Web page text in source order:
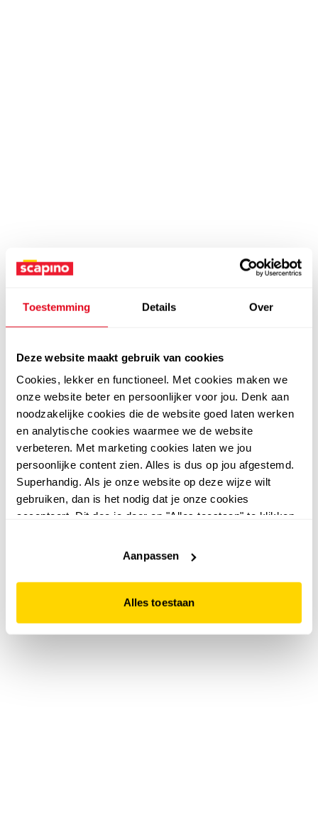
Toestemming Details Over
Deze website maakt gebruik van cookies
Cookies, lekker en functioneel. Met cookies maken we
onze website beter en persoonlijker voor jou. Denk aan
noodzakelijke cookies die de website goed laten werken
en analytische cookies waarmee we de website
verbeteren. Met marketing cookies laten we jou
persoonlijke content zien. Alles is dus op jou afgestemd.
Superhandig. Als je onze website op deze wijze wilt
gebruiken, dan is het nodig dat je onze cookies
accepteert. Dit doe je door op "Alles toestaan" te klikken.
website niet optimaal functioneert.
Aanpassen
Alles toestaan